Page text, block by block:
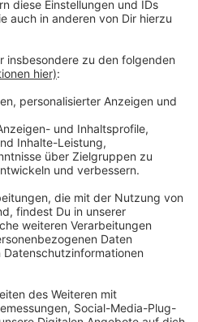
startet nach Angaben der
der Traktoren wird
Straße zwischen der
Heyen und der Kreuzung
Schwalmtal-Amern voll
dann in Richtung Dülken in
Vollsperrung aufgehoben.
Alt-Viersen
vorbei, Tönisvorst-
sich nach Angaben des
Anzahl von Traktoren
Zug einreihen werden.